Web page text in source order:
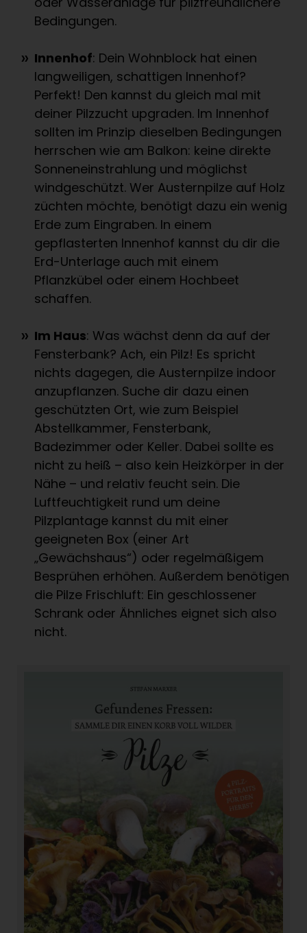
Bedingungen.
Innenhof: Dein Wohnblock hat einen
langweiligen, schattigen Innenhof?
Perfekt! Den kannst du gleich mal mit
deiner Pilzzucht upgraden. Im Innenhof
sollten im Prinzip dieselben Bedingungen
herrschen wie am Balkon: keine direkte
Sonneneinstrahlung und möglichst
windgeschützt. Wer Austernpilze auf Holz
züchten möchte, benötigt dazu ein wenig
Erde zum Eingraben. In einem
gepflasterten Innenhof kannst du dir die
Erd-Unterlage auch mit einem
Pflanzkübel oder einem Hochbeet
schaffen.
Im Haus: Was wächst denn da auf der
Fensterbank? Ach, ein Pilz! Es spricht
nichts dagegen, die Austernpilze indoor
anzupflanzen. Suche dir dazu einen
geschützten Ort, wie zum Beispiel
Abstellkammer, Fensterbank,
Badezimmer oder Keller. Dabei sollte es
nicht zu heiß – also kein Heizkörper in der
Nähe – und relativ feucht sein. Die
Luftfeuchtigkeit rund um deine
Pilzplantage kannst du mit einer
geeigneten Box (einer Art
„Gewächshaus“) oder regelmäßigem
Besprühen erhöhen. Außerdem benötigen
die Pilze Frischluft: Ein geschlossener
Schrank oder Ähnliches eignet sich also
nicht.